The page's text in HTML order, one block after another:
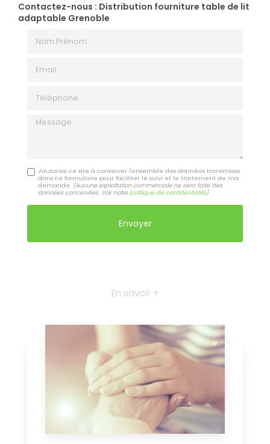
Contactez-nous : Distribution fourniture table de lit
adaptable Grenoble
Message
J'autorise ce site à conserver l'ensemble des données transmises
dans ce formulaire pour faciliter le suivi et le traitement de ma
demande. (Aucune exploitation commerciale ne sera faite des
données concervées. Voir notre politique de confidentialité)
En savoir +